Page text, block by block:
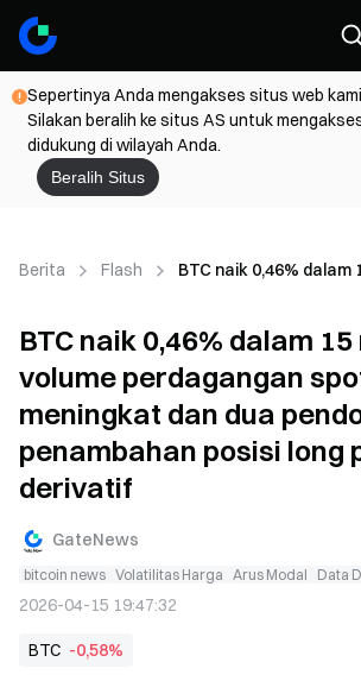
Sepertinya Anda mengakses situs web
Silakan beralih ke situs AS untuk
didukung di wilayah Anda.
Beralih Situs
Berita Flash BTC naik 0,46%
BTC naik 0,46% dalam
volume perdagangan
meningkat dan dua
penambahan posisi long
derivatif
GateNews
bitcoin news Volatilitas Harga Arus Modal Data
2026-04-15 19:47:32
BTC -0,58%